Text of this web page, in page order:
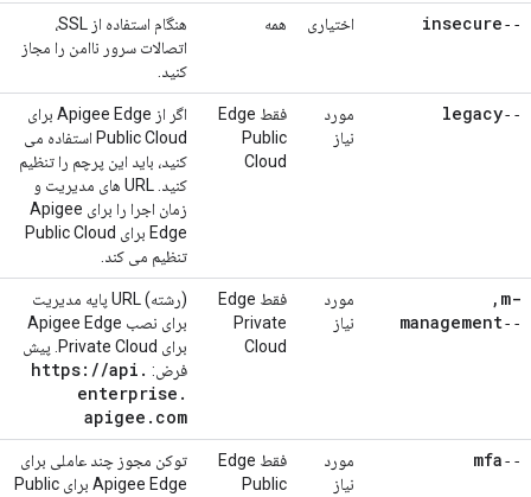
‑‑insecure اختیاری همه
هنگام استفاده از SSL،
اتصالات سرور ناامن را مجاز
کنید.
‑‑legacy
مورد
نیاز
فقط Edge
Public
Cloud
اگر از Apigee Edge برای
Public Cloud استفاده می
کنید، باید این پرچم را تنظیم
کنید. URL های مدیریت و
زمان اجرا را برای Apigee
Edge برای Public Cloud
تنظیم می کند.
-m
,
‑‑management
مورد
نیاز
فقط Edge
Private
Cloud
(رشته) URL پایه مدیریت
برای نصب Apigee Edge
برای Private Cloud. پیش
فرض:
https: //api .
enterprise .
apigee . com
‑‑mfa
مورد
نیاز
فقط Edge
Public
توکن مجوز چند عاملی برای
Apigee Edge برای Public